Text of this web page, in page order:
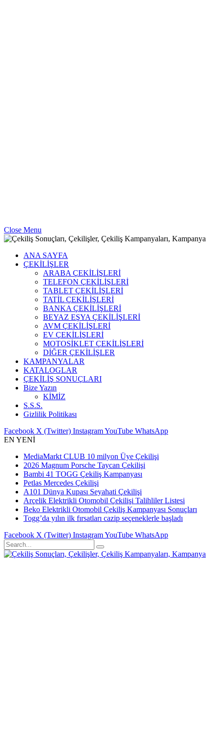
Close Menu
ANA SAYFA
ÇEKİLİŞLER
ARABA ÇEKİLİŞLERİ
TELEFON ÇEKİLİŞLERİ
TABLET ÇEKİLİŞLERİ
TATİL ÇEKİLİŞLERİ
BANKA ÇEKİLİŞLERİ
BEYAZ EŞYA ÇEKİLİŞLERİ
AVM ÇEKİLİŞLERİ
EV ÇEKİLİŞLERİ
MOTOSİKLET ÇEKİLİŞLERİ
DİĞER ÇEKİLİŞLER
KAMPANYALAR
KATALOGLAR
ÇEKİLİŞ SONUÇLARI
Bize Yazın
KİMİZ
S.S.S.
Gizlilik Politikası
Facebook X (Twitter) InstagramYouTube WhatsApp
EN YENİ
MediaMarkt CLUB 10 milyon Üye Çekilişi
2026 Magnum Porsche Taycan Çekilişi
Bambi 41 TOGG Çekiliş Kampanyası
Petlas Mercedes Çekilişi
A101 Dünya Kupası Seyahati Çekilişi
Arçelik Elektrikli Otomobil Çekilişi Talihliler Listesi
Beko Elektrikli Otomobil Çekiliş Kampanyası Sonuçları
Togg’da yılın ilk fırsatları cazip seçeneklerle başladı
Facebook X (Twitter) InstagramYouTube WhatsApp